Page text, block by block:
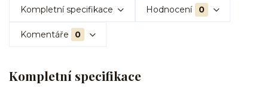
Kompletní specifikace Hodnocení 0
Komentáře 0
Kompletní specifikace